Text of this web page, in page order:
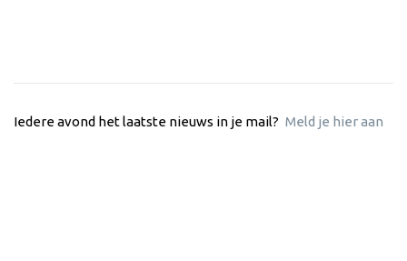
Iedere avond het laatste nieuws in je mail? Meld je hier aan